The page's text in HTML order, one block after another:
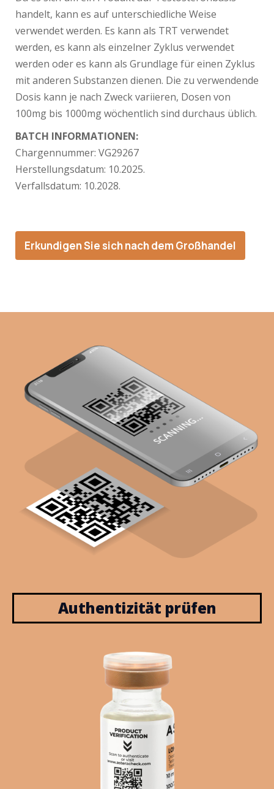
handelt, kann es auf unterschiedliche Weise
verwendet werden. Es kann als TRT verwendet
werden, es kann als einzelner Zyklus verwendet
werden oder es kann als Grundlage für einen Zyklus
mit anderen Substanzen dienen. Die zu verwendende
Dosis kann je nach Zweck variieren, Dosen von
100mg bis 1000mg wöchentlich sind durchaus üblich.
BATCH INFORMATIONEN:
Chargennummer: VG29267
Herstellungsdatum: 10.2025.
Verfallsdatum: 10.2028.
Erkundigen Sie sich nach dem Großhandel
Authentizität prüfen